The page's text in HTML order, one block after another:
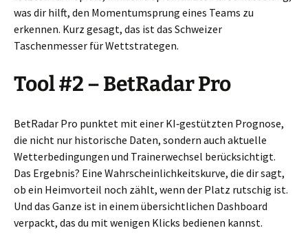
was dir hilft, den Momentumsprung eines Teams zu
erkennen. Kurz gesagt, das ist das Schweizer
Taschenmesser für Wettstrategen.
Tool #2 – BetRadar Pro
BetRadar Pro punktet mit einer KI‑gestützten Prognose,
die nicht nur historische Daten, sondern auch aktuelle
Wetterbedingungen und Trainerwechsel berücksichtigt.
Das Ergebnis? Eine Wahrscheinlichkeitskurve, die dir sagt,
ob ein Heimvorteil noch zählt, wenn der Platz rutschig ist.
Und das Ganze ist in einem übersichtlichen Dashboard
verpackt, das du mit wenigen Klicks bedienen kannst.